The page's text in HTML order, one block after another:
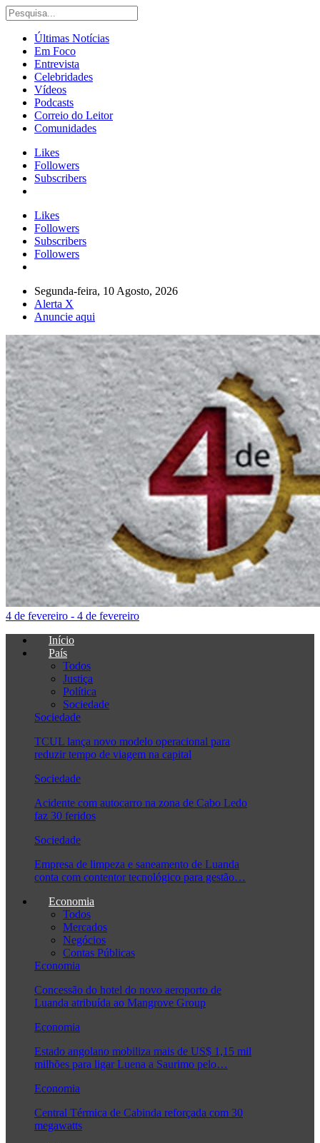
Últimas Notícias
Em Foco
Entrevista
Celebridades
Vídeos
Podcasts
Correio do Leitor
Comunidades
Likes
Followers
Subscribers
Likes
Followers
Subscribers
Followers
Segunda-feira, 10 Agosto, 2026
Alerta X
Anuncie aqui
4 de fevereiro - 4 de fevereiro
Início
País
Todos
Justiça
Política
Sociedade
Sociedade
TCUL lança novo modelo operacional para
reduzir tempo de viagem na capital
Sociedade
Acidente com autocarro na zona de Cabo Ledo
faz 30 feridos
Sociedade
Empresa de limpeza e saneamento de Luanda
conta com contentor tecnológico para gestão…
Economia
Todos
Mercados
Negócios
Contas Públicas
Economia
Concessão do hotel do novo aeroporto de
Luanda atribuída ao Mangrove Group
Economia
Estado angolano mobiliza mais de US$ 1,15 mil
milhões para ligar Luena a Saurimo pelo…
Economia
Central Térmica de Cabinda reforçada com 30
megawatts